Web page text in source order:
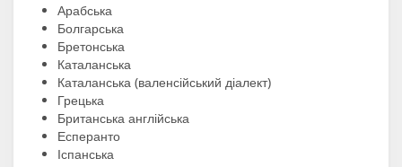
Арабська
Болгарська
Бретонська
Каталанська
Каталанська (валенсійський діалект)
Грецька
Британська англійська
Есперанто
Іспанська